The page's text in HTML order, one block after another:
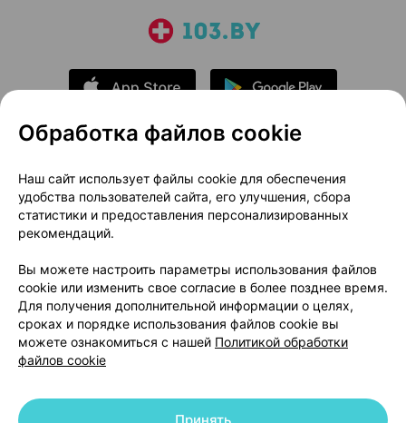
О проекте
Новости проекта
Размещение рекламы
Медицинский маркетинг
Публичный договор
Доставка
Способы оплаты
Вакансии
Партнеры
Написать руководителю 103.by
Написать в поддержку
Персональные настройки Cookie
Обработка файлов cookie
Наш сайт использует файлы cookie для обеспечения
удобства пользователей сайта, его улучшения, сбора
статистики и предоставления персонализированных
рекомендаций.
Вы можете настроить параметры использования файлов
cookie или изменить свое согласие в более позднее время.
Для получения дополнительной информации о целях,
сроках и порядке использования файлов cookie вы
можете ознакомиться с нашей Политикой обработки
файлов cookie